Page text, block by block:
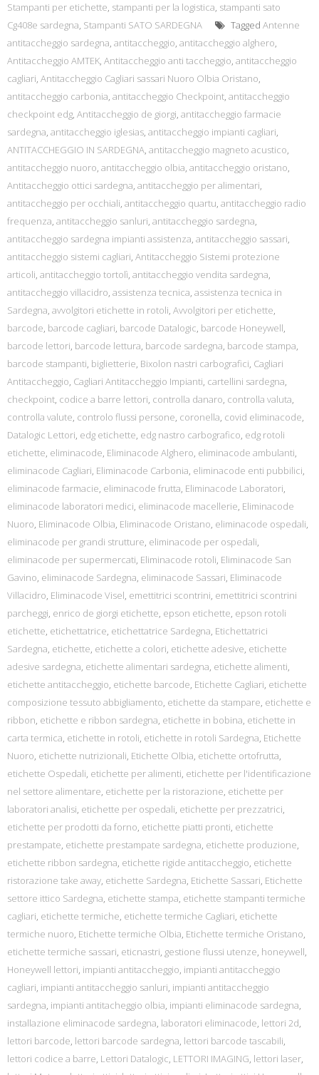
Stampanti per etichette, stampanti per la logistica, stampanti sato
Cg408e sardegna, Stampanti SATO SARDEGNA Tagged Antenne
antitaccheggio sardegna, antitaccheggio, antitaccheggio alghero,
Antitaccheggio AMTEK, Antitaccheggio anti taccheggio, antitaccheggio
cagliari, Antitaccheggio Cagliari sassari Nuoro Olbia Oristano,
antitaccheggio carbonia, antitaccheggio Checkpoint, antitaccheggio
checkpoint edg, Antitaccheggio de giorgi, antitaccheggio farmacie
sardegna, antitaccheggio iglesias, antitaccheggio impianti cagliari,
ANTITACCHEGGIO IN SARDEGNA, antitaccheggio magneto acustico,
antitaccheggio nuoro, antitaccheggio olbia, antitaccheggio oristano,
Antitaccheggio ottici sardegna, antitaccheggio per alimentari,
antitaccheggio per occhiali, antitaccheggio quartu, antitaccheggio radio
frequenza, antitaccheggio sanluri, antitaccheggio sardegna,
antitaccheggio sardegna impianti assistenza, antitaccheggio sassari,
antitaccheggio sistemi cagliari, Antitaccheggio Sistemi protezione
articoli, antitaccheggio tortolì, antitaccheggio vendita sardegna,
antitaccheggio villacidro, assistenza tecnica, assistenza tecnica in
Sardegna, avvolgitori etichette in rotoli, Avvolgitori per etichette,
barcode, barcode cagliari, barcode Datalogic, barcode Honeywell,
barcode lettori, barcode lettura, barcode sardegna, barcode stampa,
barcode stampanti, biglietterie, Bixolon nastri carbografici, Cagliari
Antitaccheggio, Cagliari Antitaccheggio Impianti, cartellini sardegna,
checkpoint, codice a barre lettori, controlla danaro, controlla valuta,
controlla valute, controlo flussi persone, coronella, covid eliminacode,
Datalogic Lettori, edg etichette, edg nastro carbografico, edg rotoli
etichette, eliminacode, Eliminacode Alghero, eliminacode ambulanti,
eliminacode Cagliari, Eliminacode Carbonia, eliminacode enti pubbilici,
eliminacode farmacie, eliminacode frutta, Eliminacode Laboratori,
eliminacode laboratori medici, eliminacode macellerie, Eliminacode
Nuoro, Eliminacode Olbia, Eliminacode Oristano, eliminacode ospedali,
eliminacode per grandi strutture, eliminacode per ospedali,
eliminacode per supermercati, Eliminacode rotoli, Eliminacode San
Gavino, eliminacode Sardegna, eliminacode Sassari, Eliminacode
Villacidro, Eliminacode Visel, emettitrici scontrini, emettitrici scontrini
parcheggi, enrico de giorgi etichette, epson etichette, epson rotoli
etichette, etichettatrice, etichettatrice Sardegna, Etichettatrici
Sardegna, etichette, etichette a colori, etichette adesive, etichette
adesive sardegna, etichette alimentari sardegna, etichette alimenti,
etichette antitaccheggio, etichette barcode, Etichette Cagliari, etichette
composizione tessuto abbigliamento, etichette da stampare, etichette e
ribbon, etichette e ribbon sardegna, etichette in bobina, etichette in
carta termica, etichette in rotoli, etichette in rotoli Sardegna, Etichette
Nuoro, etichette nutrizionali, Etichette Olbia, etichette ortofrutta,
etichette Ospedali, etichette per alimenti, etichette per l'identificazione
nel settore alimentare, etichette per la ristorazione, etichette per
laboratori analisi, etichette per ospedali, etichette per prezzatrici,
etichette per prodotti da forno, etichette piatti pronti, etichette
prestampate, etichette prestampate sardegna, etichette produzione,
etichette ribbon sardegna, etichette rigide antitaccheggio, etichette
ristorazione take away, etichette Sardegna, Etichette Sassari, Etichette
settore ittico Sardegna, etichette stampa, etichette stampanti termiche
cagliari, etichette termiche, etichette termiche Cagliari, etichette
termiche nuoro, Etichette termiche Olbia, Etichette termiche Oristano,
etichette termiche sassari, eticnastri, gestione flussi utenze, honeywell,
Honeywell lettori, impianti antitaccheggio, impianti antitaccheggio
cagliari, impianti antitaccheggio sanluri, impianti antitaccheggio
sardegna, impianti antitacheggio olbia, impianti eliminacode sardegna,
installazione eliminacode sardegna, laboratori eliminacode, lettori 2d,
lettori barcode, lettori barcode sardegna, lettori barcode tascabili,
lettori codice a barre, Lettori Datalogic, LETTORI IMAGING, lettori laser,